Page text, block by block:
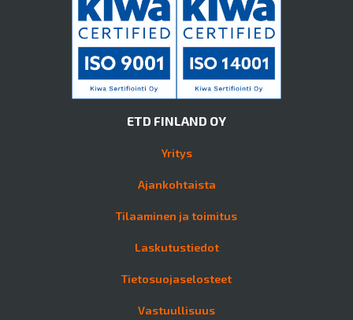
ETD FINLAND OY
Yritys
Ajankohtaista
Tilaaminen ja toimitus
Laskutustiedot
Tietosuojaselosteet
Vastuullisuus